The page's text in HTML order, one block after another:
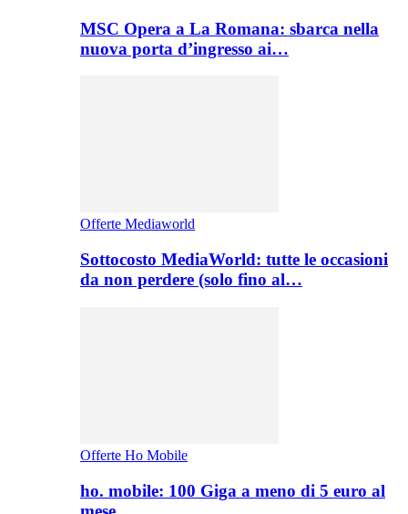
MSC Opera a La Romana: sbarca nella
nuova porta d’ingresso ai…
Offerte Mediaworld
Sottocosto MediaWorld: tutte le occasioni
da non perdere (solo fino al…
Offerte Ho Mobile
ho. mobile: 100 Giga a meno di 5 euro al